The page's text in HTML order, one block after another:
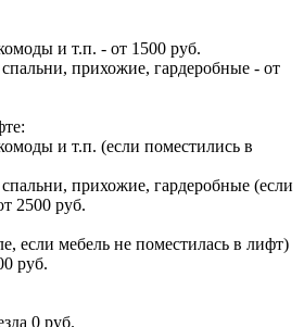
и т.п. - от 1500 руб.
прихожие, гардеробные - от
и т.п. (если поместились в
прихожие, гардеробные (если
2500 руб.
если мебель не поместилась в лифт)
руб.
0 руб.